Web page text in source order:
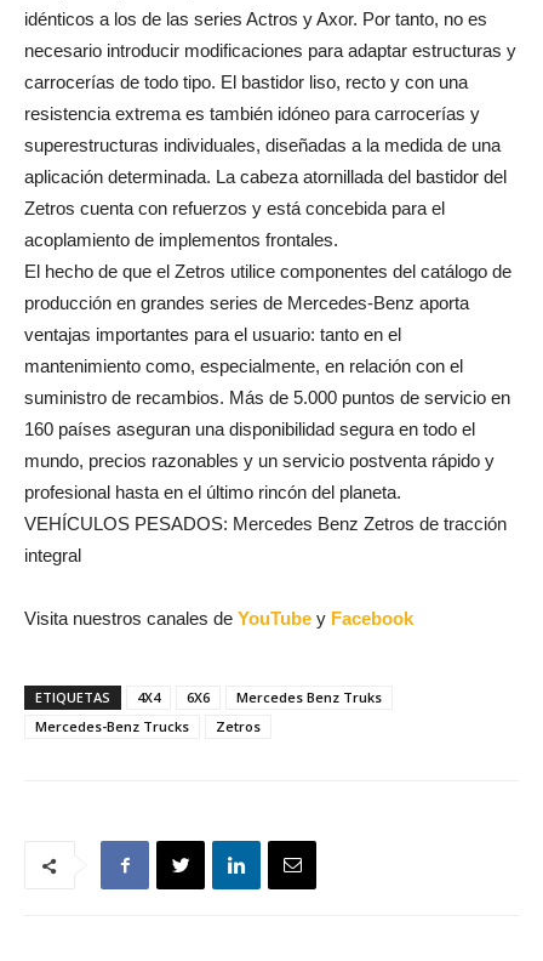
idénticos a los de las series Actros y Axor. Por tanto, no es
necesario introducir modificaciones para adaptar estructuras y
carrocerías de todo tipo. El bastidor liso, recto y con una
resistencia extrema es también idóneo para carrocerías y
superestructuras individuales, diseñadas a la medida de una
aplicación determinada. La cabeza atornillada del bastidor del
Zetros cuenta con refuerzos y está concebida para el
acoplamiento de implementos frontales.
El hecho de que el Zetros utilice componentes del catálogo de
producción en grandes series de Mercedes-Benz aporta
ventajas importantes para el usuario: tanto en el
mantenimiento como, especialmente, en relación con el
suministro de recambios. Más de 5.000 puntos de servicio en
160 países aseguran una disponibilidad segura en todo el
mundo, precios razonables y un servicio postventa rápido y
profesional hasta en el último rincón del planeta.
VEHÍCULOS PESADOS: Mercedes Benz Zetros de tracción
integral
Visita nuestros canales de YouTube y Facebook
ETIQUETAS 4X4 6X6
Mercedes Benz Truks
Mercedes-Benz Trucks
Zetros